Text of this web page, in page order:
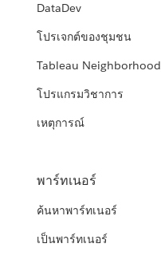
DataDev
โปรเจกต์ของชุมชน
Tableau Neighborhood
โปรแกรมวิชาการ
เหตุการณ์
พาร์ทเนอร์
ค้นหาพาร์ทเนอร์
เป็นพาร์ทเนอร์